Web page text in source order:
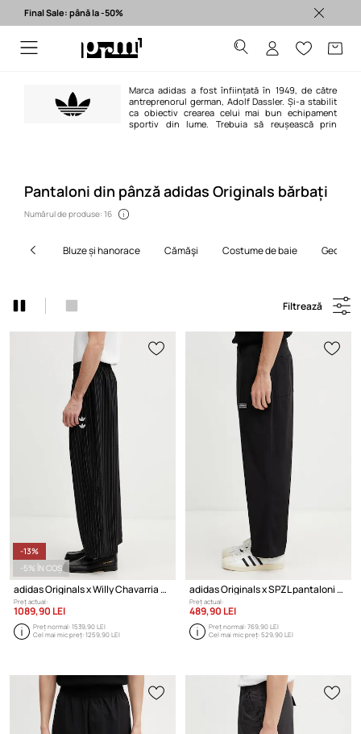
Final Sale: până la -50%
Marca adidas a fost înființată în 1949, de către
antreprenorul german, Adolf Dassler. Și-a stabilit
ca obiectiv crearea celui mai bun echipament
sportiv din lume. Trebuia să reușească prin
Pantaloni din pânză adidas Originals bărbați
Numărul de produse: 16
bluze și hanorace cămăşi costume de baie geci
Filtrează
-13%
-5% ÎN COȘ
adidas Originals x Willy Chavarria pantaloni pentru bărbați cu amestec de lână merino
Preț actual:
1089,90 LEI
Preț normal:1539,90 LEI
Cel mai mic preț:1259,90 LEI
adidas Originals x SPZL pantaloni din bumbac pentru bărbați
Preț actual:
489,90 LEI
Preț normal:769,90 LEI
Cel mai mic preț:529,90 LEI